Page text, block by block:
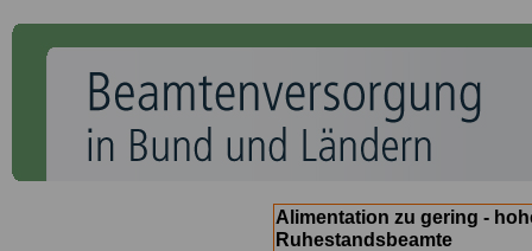
Alimentation zu gering -
Ruhestandsbeamte